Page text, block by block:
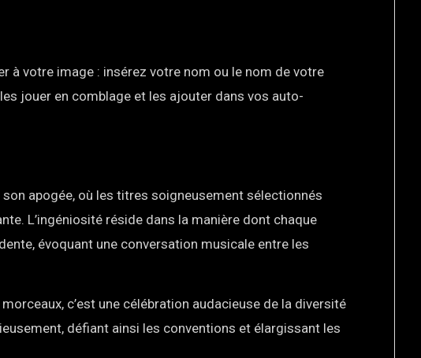
à votre image : insérez votre nom ou le nom de votre
jouer en comblage et les ajouter dans vos auto-
apogée, où les titres soigneusement sélectionnés
L’ingéniosité réside dans la manière dont chaque
évoquant une conversation musicale entre les
c’est une célébration audacieuse de la diversité
défiant ainsi les conventions et élargissant les